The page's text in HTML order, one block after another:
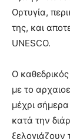
Ορτυγία,
της, και
UNESCO.
Ο
με το
μέχρι
κατά την
ξελογιάζουν